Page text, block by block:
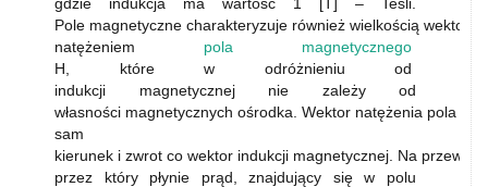
Pole magnetyczne charakteryzuje również wielkością
natężeniem pola magnetycznego
H, które w odróżnieniu od
indukcji magnetycznej nie zależy od
własności magnetycznych ośrodka. Wektor natężenia pola
sam
kierunek i zwrot co wektor indukcji magnetycznej. Na
przez który płynie prąd, znajdujący się w polu